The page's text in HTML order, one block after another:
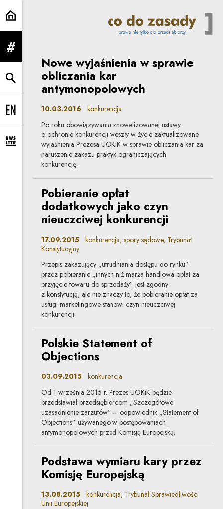
konkurencja | Co do zasady
rozwiń menu
rozwiń wyszukiwarkę
Change language to EN
rozwiń formularz zapisu na newsletter
Nowe wyjaśnienia w sprawie
obliczania kar
antymonopolowych
10.03.2016 konkurencja
Po roku obowiązywania znowelizowanej ustawy
o ochronie konkurencji weszły w życie zaktualizowane
wyjaśnienia Prezesa UOKiK w sprawie obliczania kar za
naruszenie zakazu praktyk ograniczających
konkurencję.
Pobieranie opłat
dodatkowych jako czyn
nieuczciwej konkurencji
17.09.2015 konkurencja, spory sądowe, Trybunał
Konstytucyjny
Przepis zakazujący „utrudniania dostępu do rynku”
przez pobieranie „innych niż marża handlowa opłat za
przyjęcie towaru do sprzedaży” jest zgodny
z konstytucją, ale nie znaczy to, że pobieranie opłat za
usługi marketingowe stanowi czyn nieuczciwej
konkurencji.
Polskie Statement of
Objections
03.09.2015 konkurencja
Od 1 września 2015 r. Prezes UOKiK będzie
przedstawiał przedsiębiorcom „Szczegółowe
uzasadnienie zarzutów” – odpowiednik „Statement of
Objections” używanego w postępowaniach
antymonopolowych przed Komisją Europejską.
Podstawa wymiaru kary przez
Komisję Europejską
13.08.2015 konkurencja, Trybunał Sprawiedliwości
Unii Europejskiej